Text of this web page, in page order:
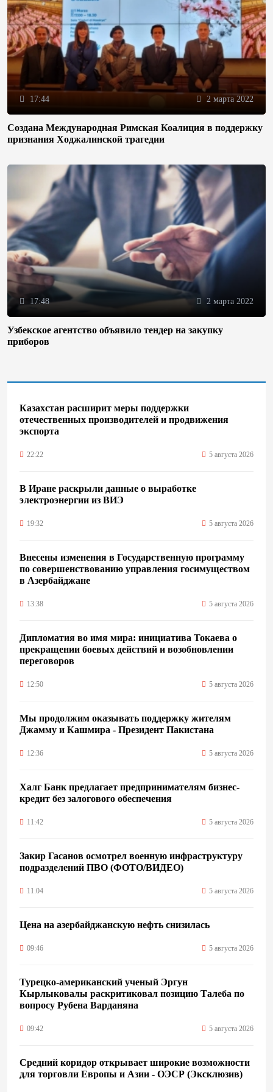
17:44 2 марта 2022
Создана Международная Римская Коалиция в поддержку
признания Ходжалинской трагедии
17:48 2 марта 2022
Узбекское агентство объявило тендер на закупку
приборов
Казахстан расширит меры поддержки
отечественных производителей и продвижения
экспорта
22:22 5 августа 2026
В Иране раскрыли данные о выработке
электроэнергии из ВИЭ
19:32 5 августа 2026
Внесены изменения в Государственную программу
по совершенствованию управления госимуществом
в Азербайджане
13:38 5 августа 2026
Дипломатия во имя мира: инициатива Токаева о
прекращении боевых действий и возобновлении
переговоров
12:50 5 августа 2026
Мы продолжим оказывать поддержку жителям
Джамму и Кашмира - Президент Пакистана
12:36 5 августа 2026
Халг Банк предлагает предпринимателям бизнес-
кредит без залогового обеспечения
11:42 5 августа 2026
Закир Гасанов осмотрел военную инфраструктуру
подразделений ПВО (ФОТО/ВИДЕО)
11:04 5 августа 2026
Цена на азербайджанскую нефть cнизилась
09:46 5 августа 2026
Турецко-американский ученый Эргун
Кырлыковалы раскритиковал позицию Талеба по
вопросу Рубена Варданяна
09:42 5 августа 2026
Средний коридор открывает широкие возможности
для торговли Европы и Азии - ОЭСР (Эксклюзив)